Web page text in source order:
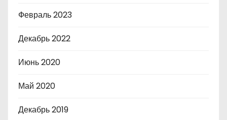
Февраль 2023
Декабрь 2022
Июнь 2020
Май 2020
Декабрь 2019